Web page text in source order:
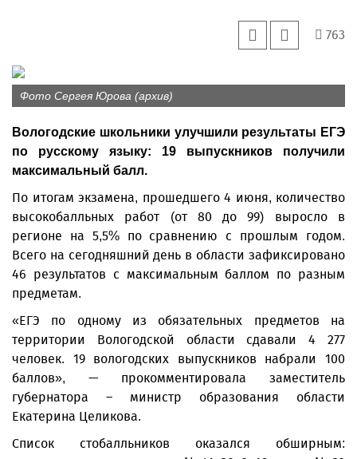
763
Фото Сергея Юрова (архив)
Вологодские школьники улучшили результаты ЕГЭ
по русскому языку: 19 выпускников получили
максимальный балл.
По итогам экзамена, прошедшего 4 июня, количество
высокобалльных работ (от 80 до 99) выросло в
регионе на 5,5% по сравнению с прошлым годом.
Всего на сегодняшний день в области зафиксировано
46 результатов с максимальным баллом по разным
предметам.
«ЕГЭ по одному из обязательных предметов на
территории Вологодской области сдавали 4 277
человек. 19 вологодских выпускников набрали 100
баллов», — прокомментировала заместитель
губернатора – министр образования области
Екатерина Целикова.
Список стобалльников оказался обширным: